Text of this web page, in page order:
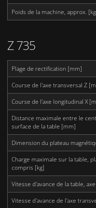
Poids de la machine, approx.
Z 735
Plage de rectification [mm]
Course de l'axe transversal Z
Course de l'axe longitudinal X
Distance maximale entre le
surface de la table [mm]
Dimension du plateau
Charge maximale sur la table,
compris [kg]
Vitesse d'avance de la table,
Vitesse d'avance de l'axe